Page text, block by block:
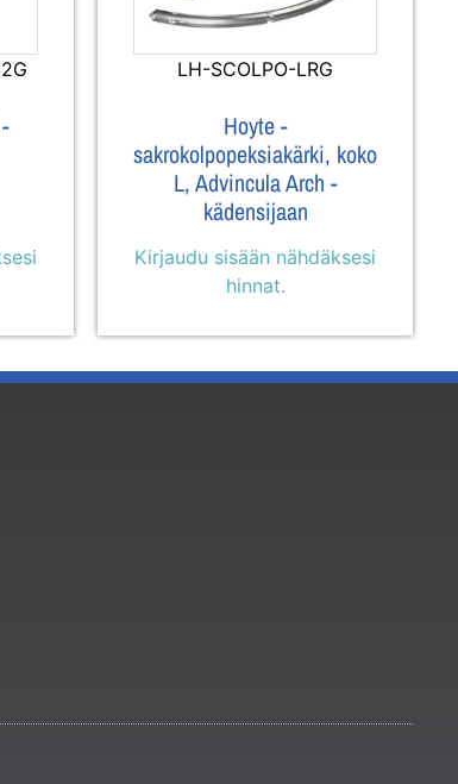
LH-SCOLPO-LRG
Hoyte -
sakrokolpopeksiakärki, koko
L, Advincula Arch -
kädensijaan
Kirjaudu sisään nähdäksesi
hinnat.